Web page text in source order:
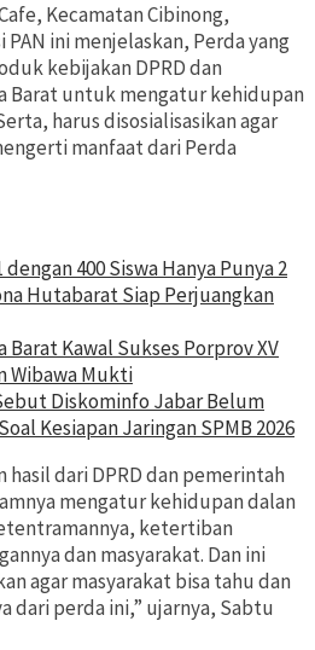
Kecamatan Cibinong,
ini menjelaskan, Perda yang
kebijakan DPRD dan
Barat untuk mengatur kehidupan
harus disosialisasikan agar
manfaat dari Perda
400 Siswa Hanya Punya 2
Hutabarat Siap Perjuangkan
Barat Kawal Sukses Porprov XV
Wibawa Mukti
Diskominfo Jabar Belum
Kesiapan Jaringan SPMB 2026
hasil dari DPRD dan pemerintah
mengatur kehidupan dalan
ketertiban
dan masyarakat. Dan ini
agar masyarakat bisa tahu dan
dari perda ini,” ujarnya, Sabtu